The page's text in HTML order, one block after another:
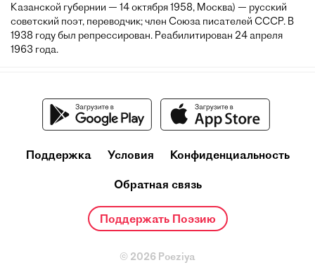
Казанской губернии — 14 октября 1958, Москва) — русский
советский поэт, переводчик; член Союза писателей СССР. В
1938 году был репрессирован. Реабилитирован 24 апреля
1963 года.
Поддержка Условия Конфиденциальность
Обратная связь
Поддержать Поэзию
© 2026 Poeziya